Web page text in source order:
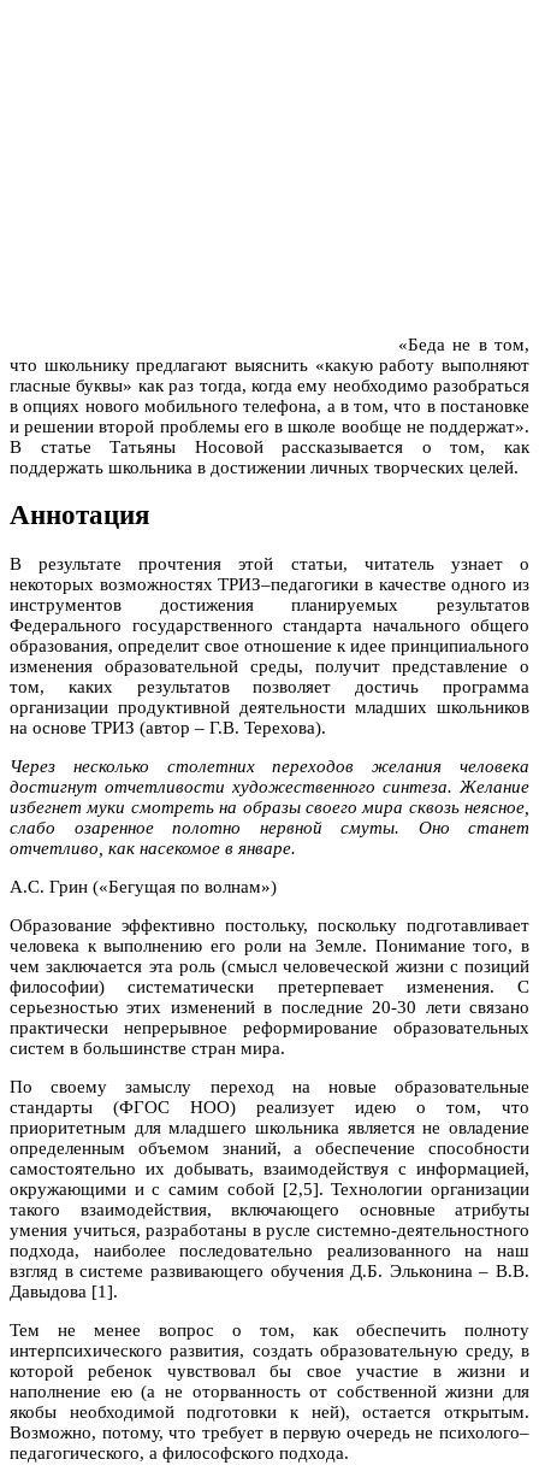
«Беда не в том,
что школьнику предлагают выяснить «какую работу выполняют
гласные буквы» как раз тогда, когда ему необходимо разобраться
в опциях нового мобильного телефона, а в том, что в постановке
и решении второй проблемы его в школе вообще не поддержат».
В статье Татьяны Носовой рассказывается о том, как
поддержать школьника в достижении личных творческих целей.
Аннотация
В результате прочтения этой статьи, читатель узнает о
некоторых возможностях ТРИЗ–педагогики в качестве одного из
инструментов достижения планируемых результатов
Федерального государственного стандарта начального общего
образования, определит свое отношение к идее принципиального
изменения образовательной среды, получит представление о
том, каких результатов позволяет достичь программа
организации продуктивной деятельности младших школьников
на основе ТРИЗ (автор – Г.В. Терехова).
Через несколько столетних переходов желания человека
достигнут отчетливости художественного синтеза. Желание
избегнет муки смотреть на образы своего мира сквозь неясное,
слабо озаренное полотно нервной смуты. Оно станет
отчетливо, как насекомое в январе.
А.С. Грин («Бегущая по волнам»)
Образование эффективно постольку, поскольку подготавливает
человека к выполнению его роли на Земле. Понимание того, в
чем заключается эта роль (смысл человеческой жизни с позиций
философии) систематически претерпевает изменения. С
серьезностью этих изменений в последние 20-30 лети связано
практически непрерывное реформирование образовательных
систем в большинстве стран мира.
По своему замыслу переход на новые образовательные
стандарты (ФГОС НОО) реализует идею о том, что
приоритетным для младшего школьника является не овладение
определенным объемом знаний, а обеспечение способности
самостоятельно их добывать, взаимодействуя с информацией,
окружающими и с самим собой [2,5]. Технологии организации
такого взаимодействия, включающего основные атрибуты
умения учиться, разработаны в русле системно-деятельностного
подхода, наиболее последовательно реализованного на наш
взгляд в системе развивающего обучения Д.Б. Эльконина – В.В.
Давыдова [1].
Тем не менее вопрос о том, как обеспечить полноту
интерпсихического развития, создать образовательную среду, в
которой ребенок чувствовал бы свое участие в жизни и
наполнение ею (а не оторванность от собственной жизни для
якобы необходимой подготовки к ней), остается открытым.
Возможно, потому, что требует в первую очередь не психолого–
педагогического, а философского подхода.